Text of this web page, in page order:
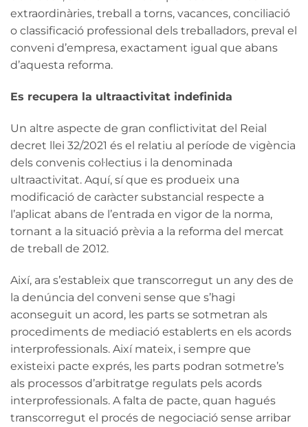
extraordinàries, treball a torns, vacances, conciliació
o classificació professional dels treballadors, preval el
conveni d’empresa, exactament igual que abans
d’aquesta reforma.
Es recupera la ultraactivitat indefinida
Un altre aspecte de gran conflictivitat del Reial
decret llei 32/2021 és el relatiu al període de vigència
dels convenis col·lectius i la denominada
ultraactivitat. Aquí, sí que es produeix una
modificació de caràcter substancial respecte a
l’aplicat abans de l’entrada en vigor de la norma,
tornant a la situació prèvia a la reforma del mercat
de treball de 2012.
Així, ara s’estableix que transcorregut un any des de
la denúncia del conveni sense que s’hagi
aconseguit un acord, les parts se sotmetran als
procediments de mediació establerts en els acords
interprofessionals. Així mateix, i sempre que
existeixi pacte exprés, les parts podran sotmetre’s
als processos d’arbitratge regulats pels acords
interprofessionals. A falta de pacte, quan hagués
transcorregut el procés de negociació sense arribar